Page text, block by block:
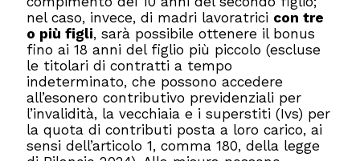
nel caso, invece, di madri lavoratrici con tre
o più figli, sarà possibile ottenere il bonus
fino ai 18 anni del figlio più piccolo (escluse
le titolari di contratti a tempo
indeterminato, che possono accedere
all’esonero contributivo previdenziali per
l’invalidità, la vecchiaia e i superstiti (Ivs) per
la quota di contributi posta a loro carico, ai
sensi dell’articolo 1, comma 180, della legge